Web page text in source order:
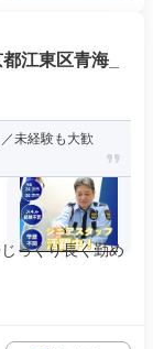
江東区青海_
未経験も大歓
っくり長く勤め